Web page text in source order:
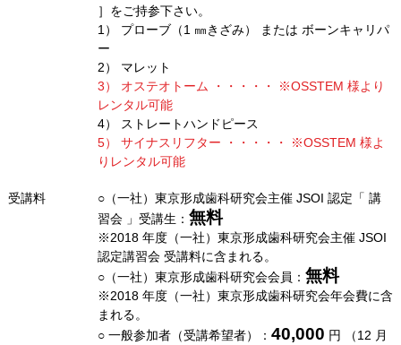
］をご持参下さい。
1） プローブ（1 ㎜きざみ） または ボーンキャリパ
ー
2） マレット
3） オステオトーム ・・・・・ ※OSSTEM 様より
レンタル可能
4） ストレートハンドピース
5） サイナスリフター ・・・・・ ※OSSTEM 様よ
りレンタル可能
受講料
○（一社）東京形成歯科研究会主催 JSOI 認定「 講
習会 」受講生： 無料
※2018 年度（一社）東京形成歯科研究会主催 JSOI
認定講習会 受講料に含まれる。
○（一社）東京形成歯科研究会会員： 無料
※2018 年度（一社）東京形成歯科研究会年会費に含
まれる。
○ 一般参加者（受講希望者）： 40,000 円 （12 月